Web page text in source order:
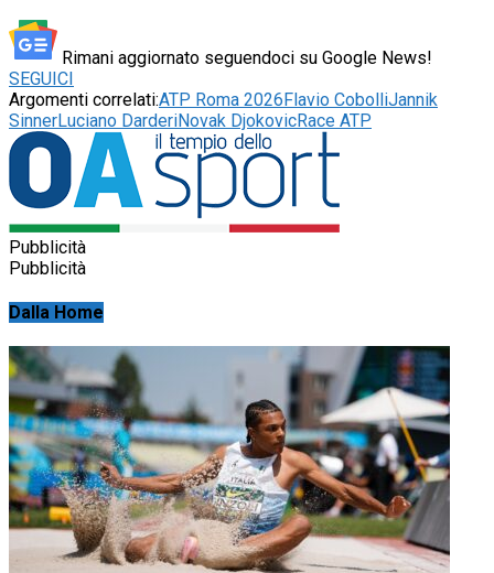
Rimani aggiornato seguendoci su Google News!
SEGUICI
Argomenti correlati:ATP Roma 2026Flavio CobolliJannik
SinnerLuciano DarderiNovak DjokovicRace ATP
Pubblicità
Pubblicità
Dalla Home